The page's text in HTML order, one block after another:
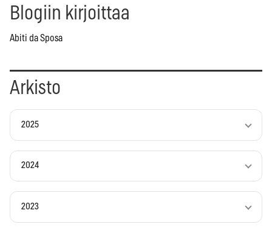
Blogiin kirjoittaa
Abiti da Sposa
Arkisto
2025
2024
2023